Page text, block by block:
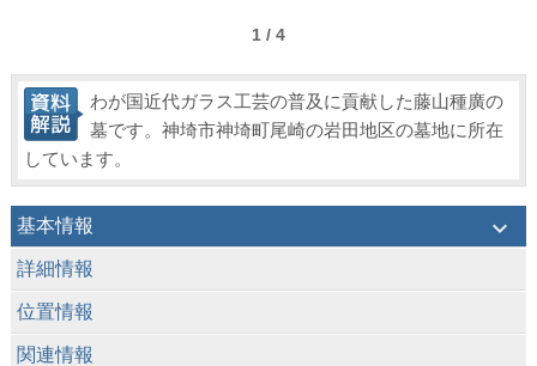
1 / 4
わが国近代ガラス工芸の普及に貢献した藤山種廣の
墓です。神埼市神埼町尾崎の岩田地区の墓地に所在
しています。
基本情報 keyboard_arrow_down
詳細情報
位置情報
関連情報